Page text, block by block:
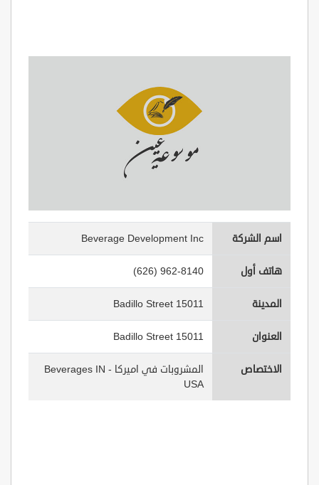
اسم الشركة Beverage Development Inc
هاتف أول (626) 962-8140
المدينة 15011 Badillo Street
العنوان 15011 Badillo Street
الاختصاص
المشروبات في اميركا - Beverages IN
USA